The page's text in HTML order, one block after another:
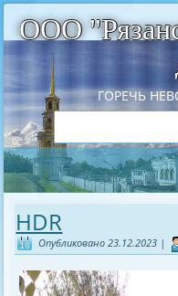
ООО
ГОРЕЧЬ
HDR
Опубликовано 23.12.2023 |